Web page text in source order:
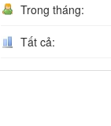
Trong tháng:
Tất cả: